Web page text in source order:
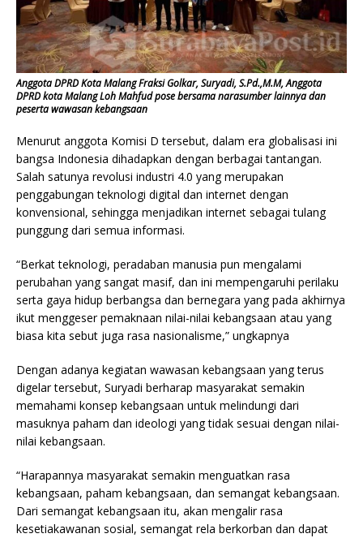
Anggota DPRD Kota Malang Fraksi Golkar, Suryadi, S.Pd.,M.M, Anggota
DPRD kota Malang Loh Mahfud pose bersama narasumber lainnya dan
peserta wawasan kebangsaan
Menurut anggota Komisi D tersebut, dalam era globalisasi ini
bangsa Indonesia dihadapkan dengan berbagai tantangan.
Salah satunya revolusi industri 4.0 yang merupakan
penggabungan teknologi digital dan internet dengan
konvensional, sehingga menjadikan internet sebagai tulang
punggung dari semua informasi.
“Berkat teknologi, peradaban manusia pun mengalami
perubahan yang sangat masif, dan ini mempengaruhi perilaku
serta gaya hidup berbangsa dan bernegara yang pada akhirnya
ikut menggeser pemaknaan nilai-nilai kebangsaan atau yang
biasa kita sebut juga rasa nasionalisme,” ungkapnya
Dengan adanya kegiatan wawasan kebangsaan yang terus
digelar tersebut, Suryadi berharap masyarakat semakin
memahami konsep kebangsaan untuk melindungi dari
masuknya paham dan ideologi yang tidak sesuai dengan nilai-
nilai kebangsaan.
“Harapannya masyarakat semakin menguatkan rasa
kebangsaan, paham kebangsaan, dan semangat kebangsaan.
Dari semangat kebangsaan itu, akan mengalir rasa
kesetiakawanan sosial, semangat rela berkorban dan dapat